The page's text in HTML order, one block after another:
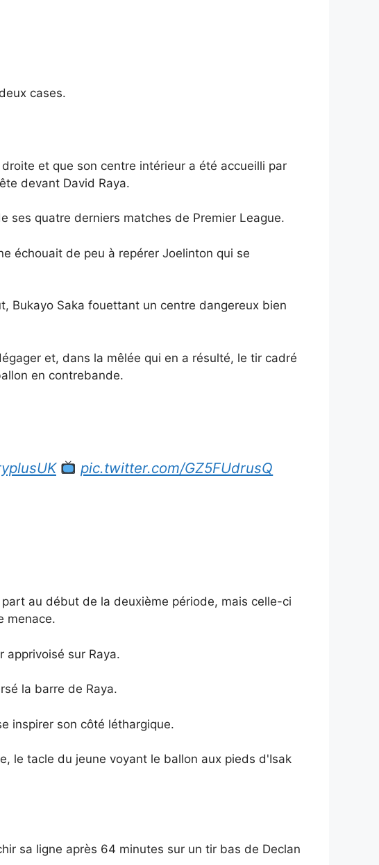
cases.
et que son centre intérieur a été accueilli par
devant David Raya.
ses quatre derniers matches de Premier League.
échouait de peu à repérer Joelinton qui se
Bukayo Saka fouettant un centre dangereux bien
et, dans la mêlée qui en a résulté, le tir cadré
en contrebande.
pic.twitter.com/GZ5FUdrusQ
au début de la deuxième période, mais celle-ci
menace.
apprivoisé sur Raya.
la barre de Raya.
inspirer son côté léthargique.
le tacle du jeune voyant le ballon aux pieds d'Isak
sa ligne après 64 minutes sur un tir bas de Declan